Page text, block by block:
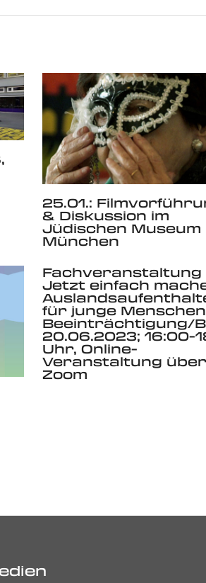
25.01.:
& Diskussion im
Jüdischen Museum
München
Fachveranstaltung
Jetzt einfach
für junge
Beeinträchtigung/
20.06.2023; 16:00-
Uhr, Online-
Veranstaltung über
Zoom